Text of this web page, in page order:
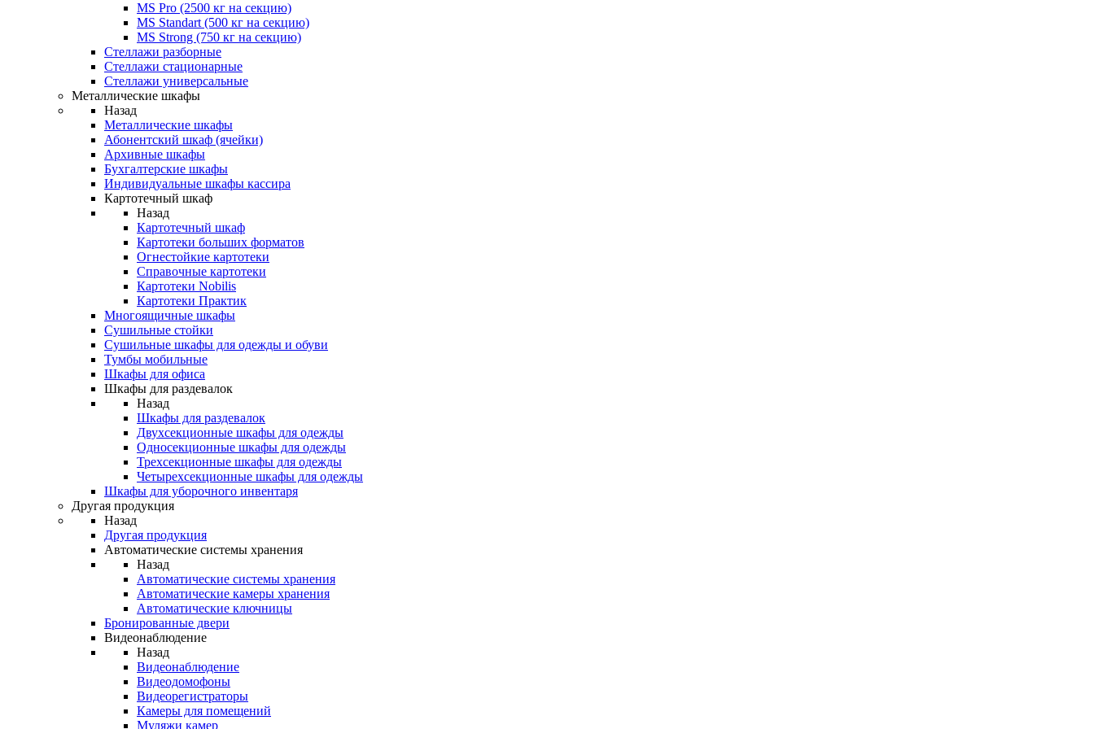
MS Pro (2500 кг на секцию)
MS Standart (500 кг на секцию)
MS Strong (750 кг на секцию)
Стеллажи разборные
Стеллажи стационарные
Стеллажи универсальные
Металлические шкафы
Назад
Металлические шкафы
Абонентский шкаф (ячейки)
Архивные шкафы
Бухгалтерские шкафы
Индивидуальные шкафы кассира
Картотечный шкаф
Назад
Картотечный шкаф
Картотеки больших форматов
Огнестойкие картотеки
Справочные картотеки
Картотеки Nobilis
Картотеки Практик
Многоящичные шкафы
Сушильные стойки
Сушильные шкафы для одежды и обуви
Тумбы мобильные
Шкафы для офиса
Шкафы для раздевалок
Назад
Шкафы для раздевалок
Двухсекционные шкафы для одежды
Односекционные шкафы для одежды
Трехсекционные шкафы для одежды
Четырехсекционные шкафы для одежды
Шкафы для уборочного инвентаря
Другая продукция
Назад
Другая продукция
Автоматические системы хранения
Назад
Автоматические системы хранения
Автоматические камеры хранения
Автоматические ключницы
Бронированные двери
Видеонаблюдение
Назад
Видеонаблюдение
Видеодомофоны
Видеорегистраторы
Камеры для помещений
Муляжи камер